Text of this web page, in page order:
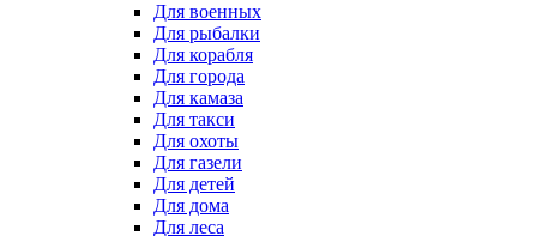
Для военных
Для рыбалки
Для корабля
Для города
Для камаза
Для такси
Для охоты
Для газели
Для детей
Для дома
Для леса